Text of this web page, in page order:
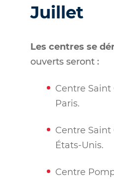
Juillet
Les centres se
ouverts seront :
Centre
Paris.
Centre
États-Unis.
Centre